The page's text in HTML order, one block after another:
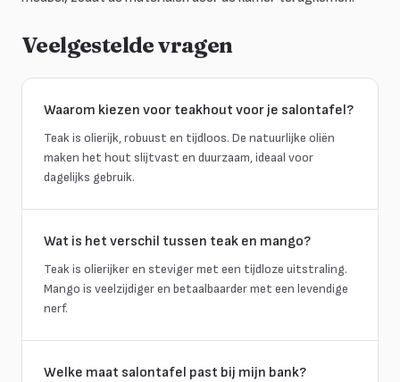
Veelgestelde vragen
Waarom kiezen voor teakhout voor je salontafel?
Teak is olierijk, robuust en tijdloos. De natuurlijke oliën
maken het hout slijtvast en duurzaam, ideaal voor
dagelijks gebruik.
Wat is het verschil tussen teak en mango?
Teak is olierijker en steviger met een tijdloze uitstraling.
Mango is veelzijdiger en betaalbaarder met een levendige
nerf.
Welke maat salontafel past bij mijn bank?